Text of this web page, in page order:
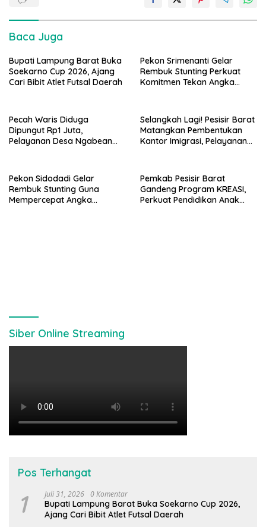
Baca Juga
Bupati Lampung Barat Buka
Soekarno Cup 2026, Ajang
Cari Bibit Atlet Futsal Daerah
Pekon Srimenanti Gelar
Rembuk Stunting Perkuat
Komitmen Tekan Angka
Pecah Waris Diduga
Dipungut Rp1 Juta,
Pelayanan Desa Ngabean
Selangkah Lagi! Pesisir Barat
Matangkan Pembentukan
Kantor Imigrasi, Pelayanan
Pekon Sidodadi Gelar
Rembuk Stunting Guna
Mempercepat Angka
Pemkab Pesisir Barat
Gandeng Program KREASI,
Perkuat Pendidikan Anak
Siber Online Streaming
Pos Terhangat
1 Juli 31, 2026 0 Komentar
Bupati Lampung Barat Buka Soekarno Cup 2026,
Ajang Cari Bibit Atlet Futsal Daerah